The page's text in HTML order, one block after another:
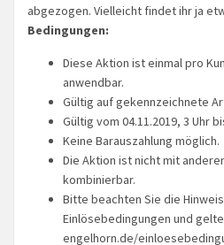
abgezogen. Vielleicht findet ihr ja
Bedingungen:
Diese Aktion ist einmal pro
anwendbar.
Gültig auf gekennzeichnete
Gültig vom 04.11.2019, 3 Uhr
Keine Barauszahlung möglich.
Die Aktion ist nicht mit
kombinierbar.
Bitte beachten Sie die
Einlösebedingungen und
engelhorn.de/